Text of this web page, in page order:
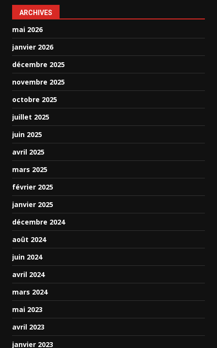
ARCHIVES
mai 2026
janvier 2026
décembre 2025
novembre 2025
octobre 2025
juillet 2025
juin 2025
avril 2025
mars 2025
février 2025
janvier 2025
décembre 2024
août 2024
juin 2024
avril 2024
mars 2024
mai 2023
avril 2023
janvier 2023